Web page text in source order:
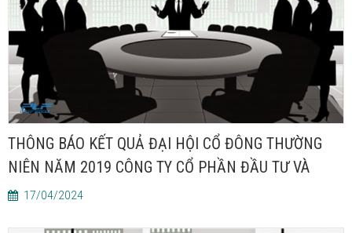
THÔNG BÁO KẾT QUẢ ĐẠI HỘI CỔ ĐÔNG THƯỜNG
NIÊN NĂM 2019 CÔNG TY CỔ PHẦN ĐẦU TƯ VÀ
PHÁT TRIỂN NGÂN LỰC
17/04/2024